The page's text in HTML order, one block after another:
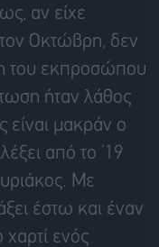
αν είχε
Οκτώβρη, δεν
του εκπροσώπου
ήταν λάθος
είναι μακράν ο
από το ’19
Με
έστω και έναν
χαρτί ενός